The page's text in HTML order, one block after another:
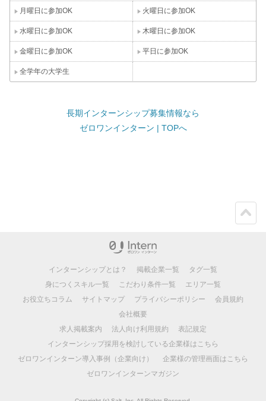
月曜日に参加OK 火曜日に参加OK
水曜日に参加OK 木曜日に参加OK
金曜日に参加OK 平日に参加OK
全学年の大学生
長期インターンシップ募集情報なら
ゼロワンインターン | TOPへ
インターンシップとは？ 掲載企業一覧
タグ一覧
身につくスキル一覧
こだわり条件一覧
エリア一覧
お役立ちコラム
サイトマップ プライバシーポリシー
会員規約
会社概要
求人掲載案内
法人向け利用規約
表記規定
インターンシップ採用を検討している企業様はこちら
ゼロワンインターン導入事例（企業向け）
企業様の管理画面はこちら
ゼロワンインターンマガジン